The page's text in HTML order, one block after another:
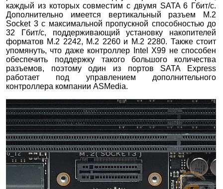
каждый из которых совместим с двумя SATA 6 Гбит/с.
Дополнительно имеется вертикальный разъем M.2
Socket 3 с максимальной пропускной способностью до
32 Гбит/с, поддерживающий установку накопителей
форматов M.2 2242, M.2 2260 и M.2 2280. Также стоит
упомянуть, что даже контроллер Intel Х99 не способен
обеспечить поддержку такого большого количества
разъемов, поэтому один из портов SATA Express
работает под управлением дополнительного
контроллера компании ASMedia.